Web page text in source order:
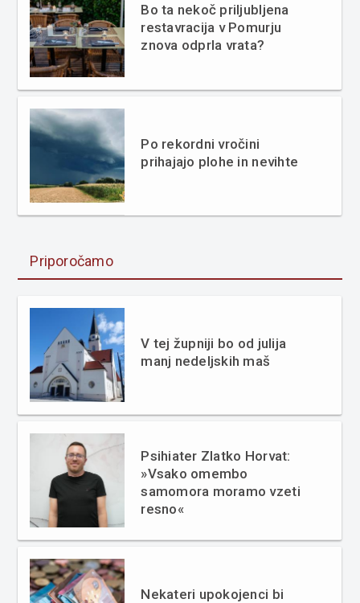
Bo ta nekoč priljubljena
restavracija v Pomurju
znova odprla vrata?
Po rekordni vročini
prihajajo plohe in nevihte
Priporočamo
V tej župniji bo od julija
manj nedeljskih maš
Psihiater Zlatko Horvat:
»Vsako omembo
samomora moramo vzeti
resno«
Nekateri upokojenci bi